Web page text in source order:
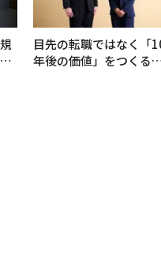
目先の転職ではなく「
年後の価値」をつくる